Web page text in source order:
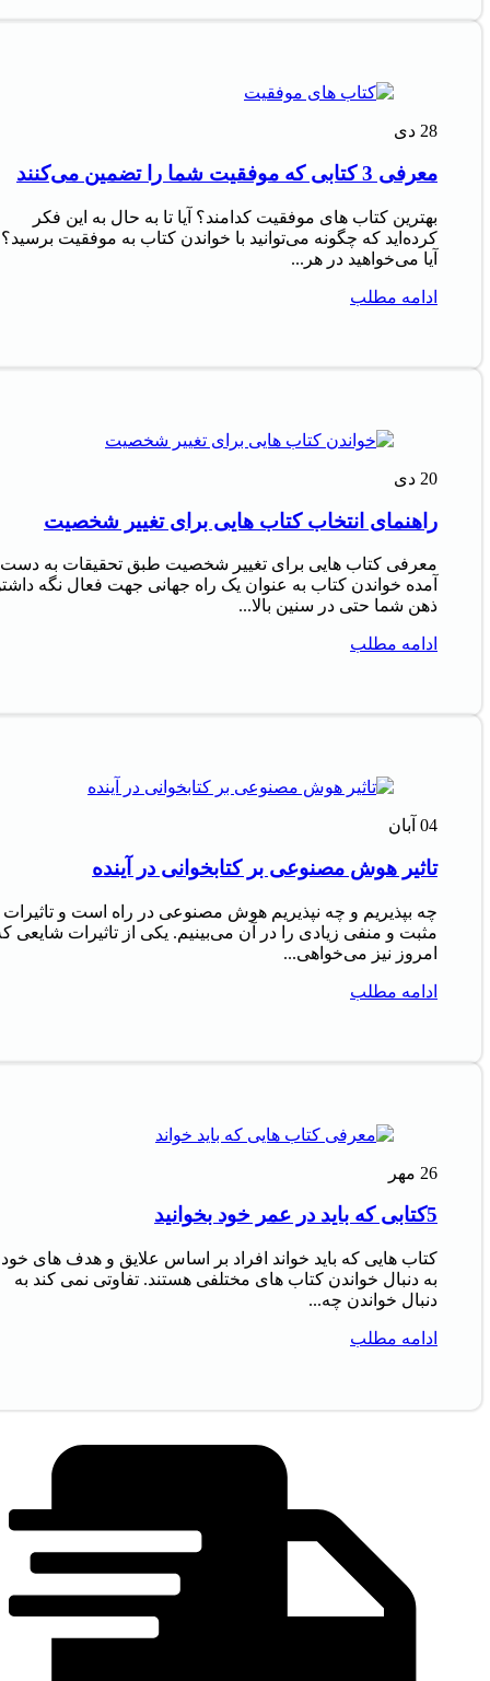
28 دی
معرفی 3 کتابی که موفقیت شما را تضمین می‌کنند
بهترین کتاب های موفقیت کدامند؟ آیا تا به حال به این فکر
کرده‌اید که چگونه می‌توانید با خواندن کتاب به موفقیت برسید؟
آیا می‌خواهید در هر...
ادامه مطلب
20 دی
راهنمای انتخاب کتاب هایی برای تغییر شخصیت
معرفی کتاب هایی برای تغییر شخصیت طبق تحقیقات به دست
آمده خواندن کتاب به عنوان یک راه جهانی جهت فعال نگه
ذهن شما حتی در سنین بالا...
ادامه مطلب
04 آبان
تاثیر هوش مصنوعی بر کتابخوانی در آینده
چه بپذیریم و چه نپذیریم هوش مصنوعی در راه است و تاثیرات
مثبت و منفی زیادی را در آن می‌بینیم. یکی از تاثیرات شایعی
امروز نیز می‌خواهی...
ادامه مطلب
26 مهر
5کتابی که باید در عمر خود بخوانید
کتاب‌ هایی که باید خواند افراد بر اساس علایق و هدف‌ های خود
به دنبال خواندن کتاب‌ های مختلفی هستند. تفاوتی نمی‌ کند به
دنبال خواندن چه...
ادامه مطلب